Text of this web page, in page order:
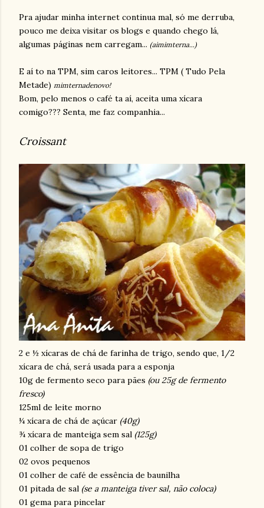
Pra ajudar minha internet continua mal, só me derruba,
pouco me deixa visitar os blogs e quando chego lá,
algumas páginas nem carregam... (aimimterna...)
E aí to na TPM, sim caros leitores... TPM ( Tudo Pela
Metade) mimternadenovo!
Bom, pelo menos o café ta aí, aceita uma xícara
comigo??? Senta, me faz companhia...
Croissant
2 e ½ xícaras de chá de farinha de trigo, sendo que, 1/2
xícara de chá, será usada para a esponja
10g de fermento seco para pães (ou 25g de fermento
fresco)
125ml de leite morno
¼ xícara de chá de açúcar (40g)
¾ xícara de manteiga sem sal (125g)
01 colher de sopa de trigo
02 ovos pequenos
01 colher de café de essência de baunilha
01 pitada de sal (se a manteiga tiver sal, não coloca)
01 gema para pincelar